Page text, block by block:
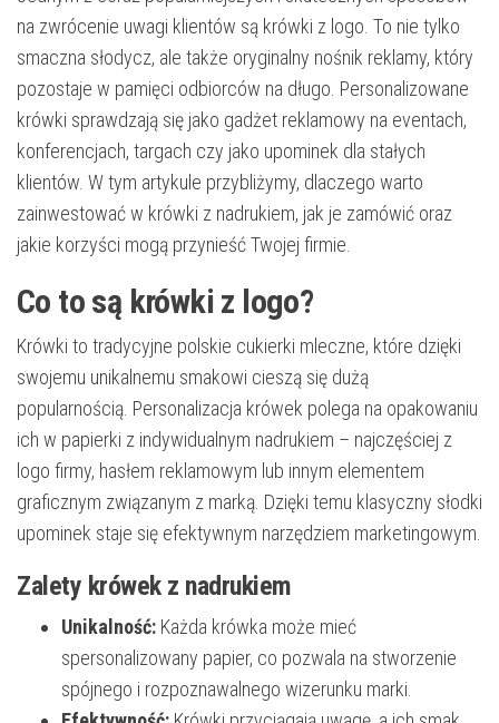
na zwrócenie uwagi klientów są krówki z logo. To nie tylko
smaczna słodycz, ale także oryginalny nośnik reklamy, który
pozostaje w pamięci odbiorców na długo. Personalizowane
krówki sprawdzają się jako gadżet reklamowy na eventach,
konferencjach, targach czy jako upominek dla stałych
klientów. W tym artykule przybliżymy, dlaczego warto
zainwestować w krówki z nadrukiem, jak je zamówić oraz
jakie korzyści mogą przynieść Twojej firmie.
Co to są krówki z logo?
Krówki to tradycyjne polskie cukierki mleczne, które dzięki
swojemu unikalnemu smakowi cieszą się dużą
popularnością. Personalizacja krówek polega na opakowaniu
ich w papierki z indywidualnym nadrukiem – najczęściej z
logo firmy, hasłem reklamowym lub innym elementem
graficznym związanym z marką. Dzięki temu klasyczny słodki
upominek staje się efektywnym narzędziem marketingowym.
Zalety krówek z nadrukiem
Unikalność: Każda krówka może mieć
spersonalizowany papier, co pozwala na stworzenie
spójnego i rozpoznawalnego wizerunku marki.